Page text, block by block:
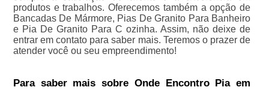
produtos e trabalhos. Oferecemos também a opção de
Bancadas De Mármore, Pias De Granito Para Banheiro
e Pia De Granito Para C ozinha. Assim, não deixe de
entrar em contato para saber mais. Teremos o prazer de
atender você ou seu empreendimento!
Para saber mais sobre Onde Encontro Pia em